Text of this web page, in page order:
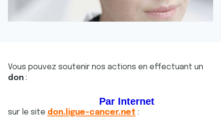
Vous pouvez soutenir nos actions en effectuant un
don :
Par Internet
sur le site don.ligue-cancer.net :